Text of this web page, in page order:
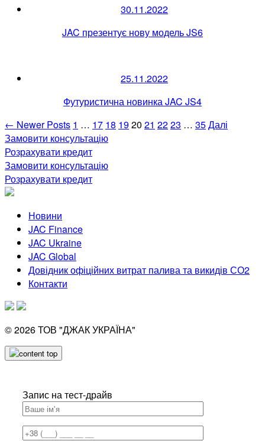
30.11.2022
JAC презентує нову модель JS6
25.11.2022
Футуристична новинка JAC JS4
Навігація
записів
← NewerPosts 1 … 17 18 1920 21 2223 … 35Далі
Замовити консультацію
Розрахувати кредит
Замовити консультацію
Розрахувати кредит
Новини
JAC Finance
JAC Ukraine
JAC Global
Довідник офіційних витрат палива та викидів СО2
Контакти
© 2026ТОВ "ДЖАК УКРАЇНА"
Запис на тест-драйв